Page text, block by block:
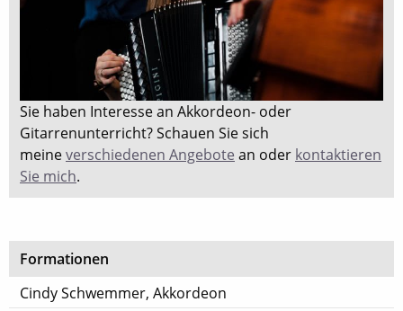
Sie haben Interesse an Akkordeon- oder
Gitarrenunterricht? Schauen Sie sich
meineverschiedenen Angebote an oder kontaktieren
Sie mich.
Formationen
Cindy Schwemmer, Akkordeon